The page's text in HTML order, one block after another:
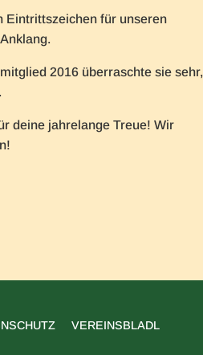
Eintrittszeichen für unseren
2016 überraschte sie sehr,
deine jahrelange Treue! Wir
VEREINSBLADL